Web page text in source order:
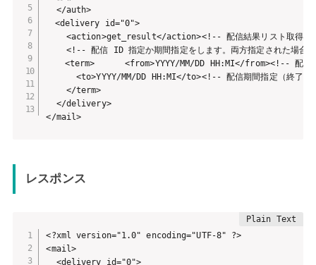
  </auth>
<delivery id="0">
<action>get_result</action><!-- 配信結果リスト取得
<!-- 配信 ID 指定か期間指定をします。両方指定された場合
<term>      <from>YYYY/MM/DD HH:MI</from><!-- 配信
<to>YYYY/MM/DD HH:MI</to><!-- 配信期間指定（終了
    </term>
  </delivery>
</mail>
レスポンス
<?xml version="1.0" encoding="UTF-8" ?>
<mail>
  <delivery id="0">